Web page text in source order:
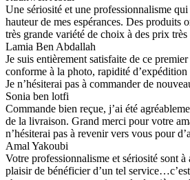
Une sériosité et une professionnalisme
hauteur de mes espérances. Des produits
très grande variété de choix à des prix très
Lamia Ben Abdallah
Je suis entièrement satisfaite de ce
conforme à la photo, rapidité d’expédition
Je n’hésiterai pas à commander de
Sonia ben lotfi
Commande bien reçue, j’ai été
de la livraison. Grand merci pour votre
n’hésiterai pas à revenir vers vous pour
Amal Yakoubi
Votre professionnalisme et sériosité sont
plaisir de bénéficier d’un tel